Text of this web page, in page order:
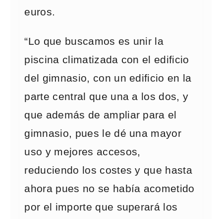
euros.
“Lo que buscamos es unir la
piscina climatizada con el edificio
del gimnasio, con un edificio en la
parte central que una a los dos, y
que además de ampliar para el
gimnasio, pues le dé una mayor
uso y mejores accesos,
reduciendo los costes y que hasta
ahora pues no se había acometido
por el importe que superará los